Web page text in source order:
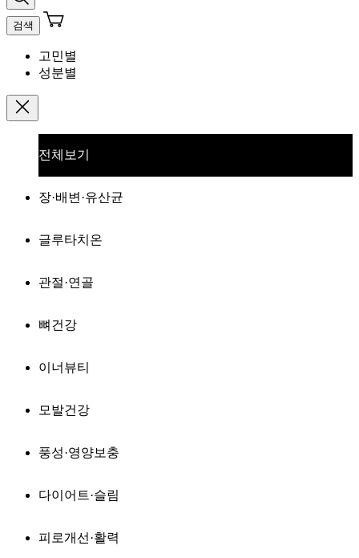
검색
고민별
성분별
전체보기
장·배변·유산균
글루타치온
관절·연골
뼈건강
이너뷰티
모발건강
풍성·영양보충
다이어트·슬림
피로개선·활력